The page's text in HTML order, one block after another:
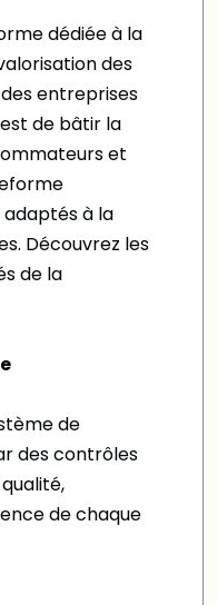
dédiée à la
des
entreprises
de bâtir la
et
à la
Découvrez les
de la
de
des contrôles
de chaque